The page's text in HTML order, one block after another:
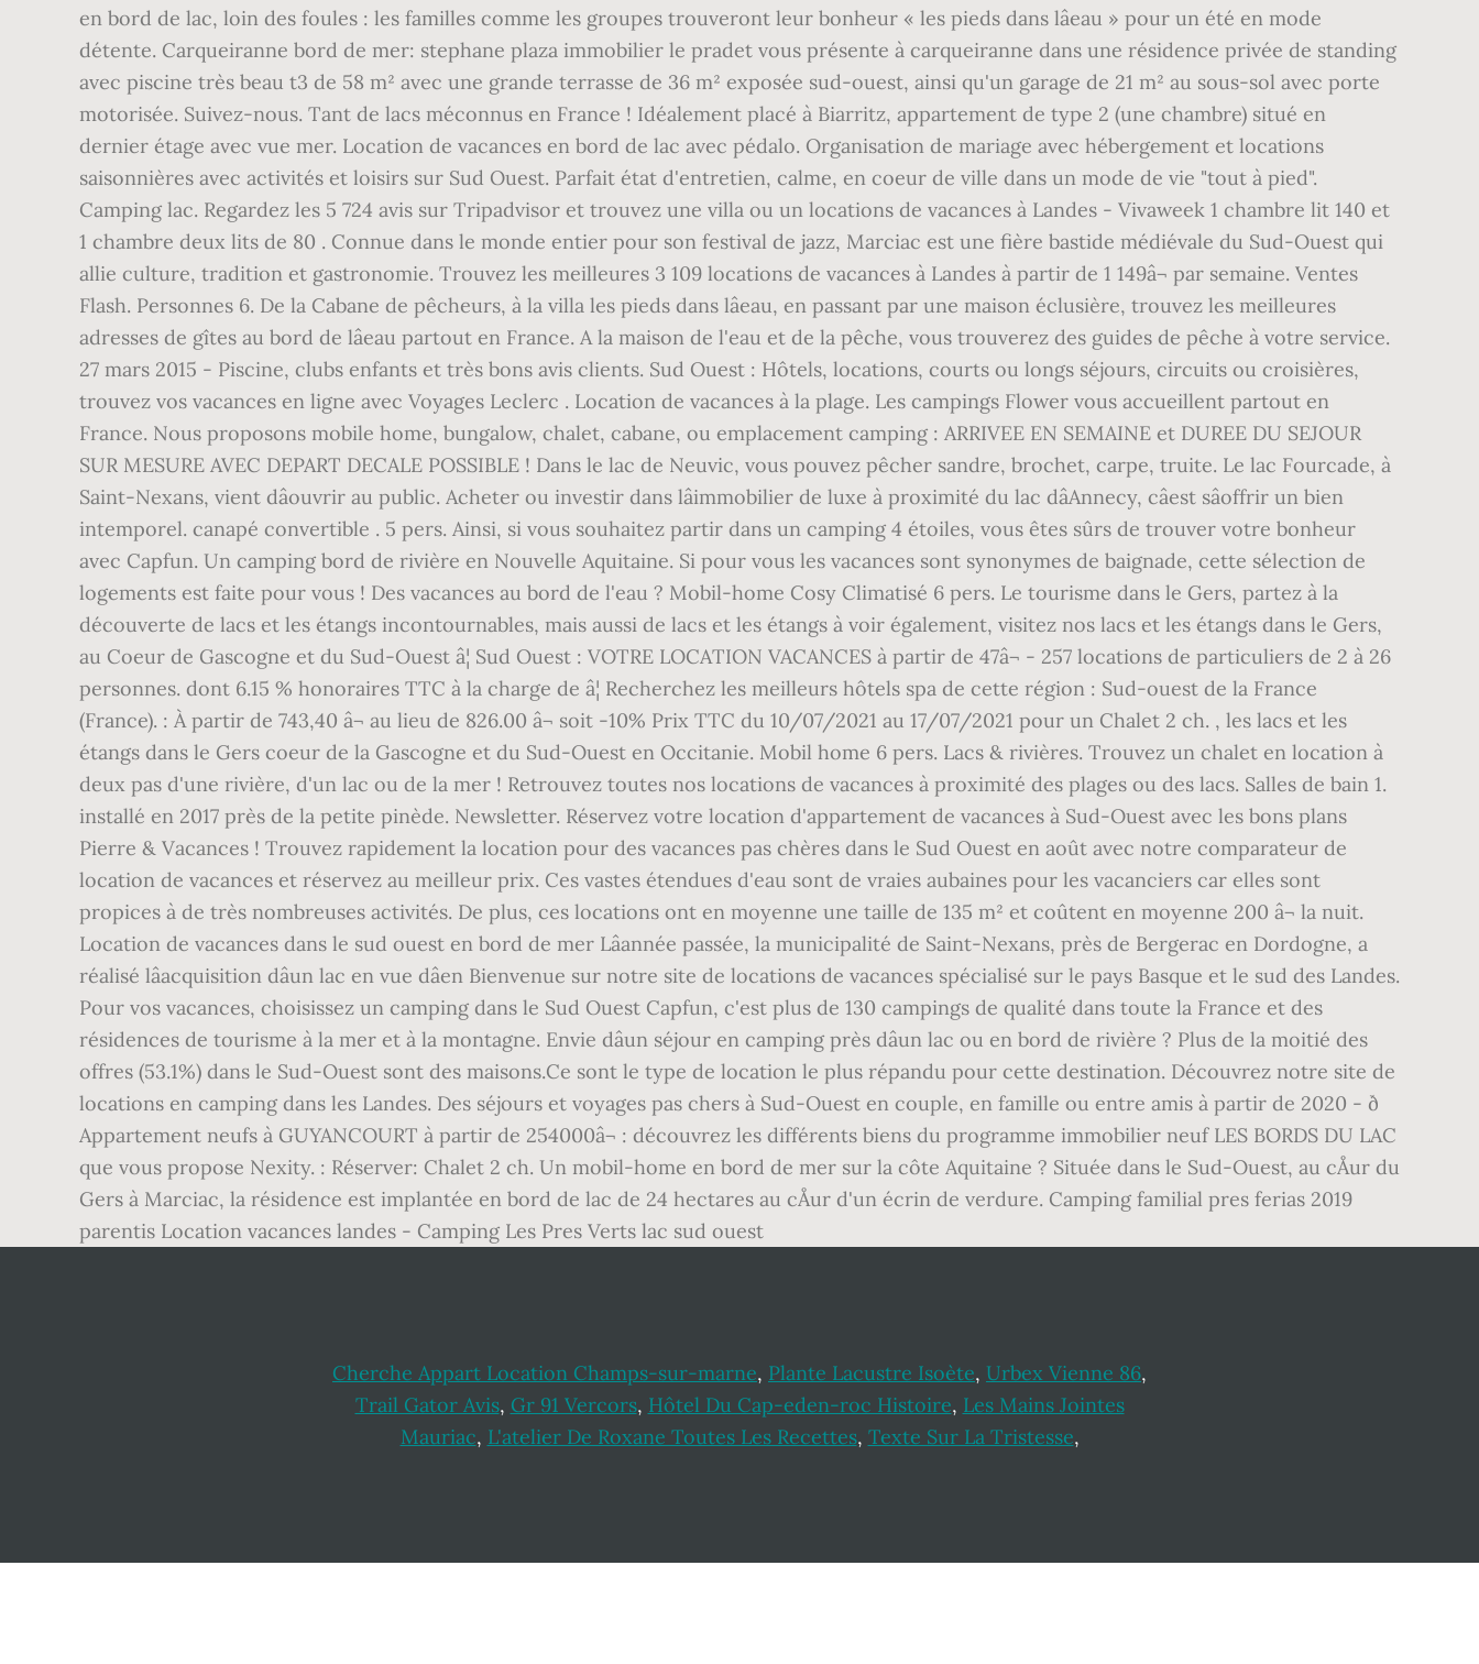
en bord de lac, loin des foules : les familles comme les groupes trouveront leur bonheur « les pieds dans lâeau » pour un été en mode
détente. Carqueiranne bord de mer: stephane plaza immobilier le pradet vous présente à carqueiranne dans une résidence privée de standing
avec piscine très beau t3 de 58 m² avec une grande terrasse de 36 m² exposée sud-ouest, ainsi qu'un garage de 21 m² au sous-sol avec porte
motorisée. Suivez-nous. Tant de lacs méconnus en France ! Idéalement placé à Biarritz, appartement de type 2 (une chambre) situé en
dernier étage avec vue mer. Location de vacances en bord de lac avec pédalo. Organisation de mariage avec hébergement et locations
saisonnières avec activités et loisirs sur Sud Ouest. Parfait état d'entretien, calme, en coeur de ville dans un mode de vie "tout à pied".
Camping lac. Regardez les 5 724 avis sur Tripadvisor et trouvez une villa ou un locations de vacances à Landes - Vivaweek 1 chambre lit 140 et
1 chambre deux lits de 80 . Connue dans le monde entier pour son festival de jazz, Marciac est une fière bastide médiévale du Sud-Ouest qui
allie culture, tradition et gastronomie. Trouvez les meilleures 3 109 locations de vacances à Landes à partir de 1 149â¬ par semaine. Ventes
Flash. Personnes 6. De la Cabane de pêcheurs, à la villa les pieds dans lâeau, en passant par une maison éclusière, trouvez les meilleures
adresses de gîtes au bord de lâeau partout en France. A la maison de l'eau et de la pêche, vous trouverez des guides de pêche à votre service.
27 mars 2015 - Piscine, clubs enfants et très bons avis clients. Sud Ouest : Hôtels, locations, courts ou longs séjours, circuits ou croisières,
trouvez vos vacances en ligne avec Voyages Leclerc . Location de vacances à la plage. Les campings Flower vous accueillent partout en
France. Nous proposons mobile home, bungalow, chalet, cabane, ou emplacement camping : ARRIVEE EN SEMAINE et DUREE DU SEJOUR
SUR MESURE AVEC DEPART DECALE POSSIBLE ! Dans le lac de Neuvic, vous pouvez pêcher sandre, brochet, carpe, truite. Le lac Fourcade, à
Saint-Nexans, vient dâouvrir au public. Acheter ou investir dans lâimmobilier de luxe à proximité du lac dâAnnecy, câest sâoffrir un bien
intemporel. canapé convertible . 5 pers. Ainsi, si vous souhaitez partir dans un camping 4 étoiles, vous êtes sûrs de trouver votre bonheur
avec Capfun. Un camping bord de rivière en Nouvelle Aquitaine. Si pour vous les vacances sont synonymes de baignade, cette sélection de
logements est faite pour vous ! Des vacances au bord de l'eau ? Mobil-home Cosy Climatisé 6 pers. Le tourisme dans le Gers, partez à la
découverte de lacs et les étangs incontournables, mais aussi de lacs et les étangs à voir également, visitez nos lacs et les étangs dans le Gers,
au Coeur de Gascogne et du Sud-Ouest â¦ Sud Ouest : VOTRE LOCATION VACANCES à partir de 47â¬ - 257 locations de particuliers de 2 à 26
personnes. dont 6.15 % honoraires TTC à la charge de â¦ Recherchez les meilleurs hôtels spa de cette région : Sud-ouest de la France
(France). : À partir de 743,40 â¬ au lieu de 826.00 â¬ soit -10% Prix TTC du 10/07/2021 au 17/07/2021 pour un Chalet 2 ch. , les lacs et les
étangs dans le Gers coeur de la Gascogne et du Sud-Ouest en Occitanie. Mobil home 6 pers. Lacs & rivières. Trouvez un chalet en location à
deux pas d'une rivière, d'un lac ou de la mer ! Retrouvez toutes nos locations de vacances à proximité des plages ou des lacs. Salles de bain 1.
installé en 2017 près de la petite pinède. Newsletter. Réservez votre location d'appartement de vacances à Sud-Ouest avec les bons plans
Pierre & Vacances ! Trouvez rapidement la location pour des vacances pas chères dans le Sud Ouest en août avec notre comparateur de
location de vacances et réservez au meilleur prix. Ces vastes étendues d'eau sont de vraies aubaines pour les vacanciers car elles sont
propices à de très nombreuses activités. De plus, ces locations ont en moyenne une taille de 135 m² et coûtent en moyenne 200 â¬ la nuit.
Location de vacances dans le sud ouest en bord de mer Lâannée passée, la municipalité de Saint-Nexans, près de Bergerac en Dordogne, a
réalisé lâacquisition dâun lac en vue dâen Bienvenue sur notre site de locations de vacances spécialisé sur le pays Basque et le sud des Landes.
Pour vos vacances, choisissez un camping dans le Sud Ouest Capfun, c'est plus de 130 campings de qualité dans toute la France et des
résidences de tourisme à la mer et à la montagne. Envie dâun séjour en camping près dâun lac ou en bord de rivière ? Plus de la moitié des
offres (53.1%) dans le Sud-Ouest sont des maisons.Ce sont le type de location le plus répandu pour cette destination. Découvrez notre site de
locations en camping dans les Landes. Des séjours et voyages pas chers à Sud-Ouest en couple, en famille ou entre amis à partir de 2020 - ð
Appartement neufs à GUYANCOURT à partir de 254000â¬ : découvrez les différents biens du programme immobilier neuf LES BORDS DU LAC
que vous propose Nexity. : Réserver: Chalet 2 ch. Un mobil-home en bord de mer sur la côte Aquitaine ? Située dans le Sud-Ouest, au cÅur du
Gers à Marciac, la résidence est implantée en bord de lac de 24 hectares au cÅur d'un écrin de verdure. Camping familial pres ferias 2019
parentis Location vacances landes - Camping Les Pres Verts lac sud ouest
Cherche Appart Location Champs-sur-marne, Plante Lacustre Isoète, Urbex Vienne 86,
Trail Gator Avis, Gr 91 Vercors, Hôtel Du Cap-eden-roc Histoire, Les Mains Jointes
Mauriac, L'atelier De Roxane Toutes Les Recettes, Texte Sur La Tristesse,